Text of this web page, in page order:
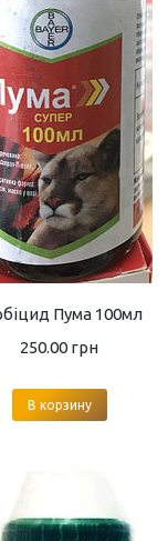
Пума 100мл
250.00 грн
В корзину